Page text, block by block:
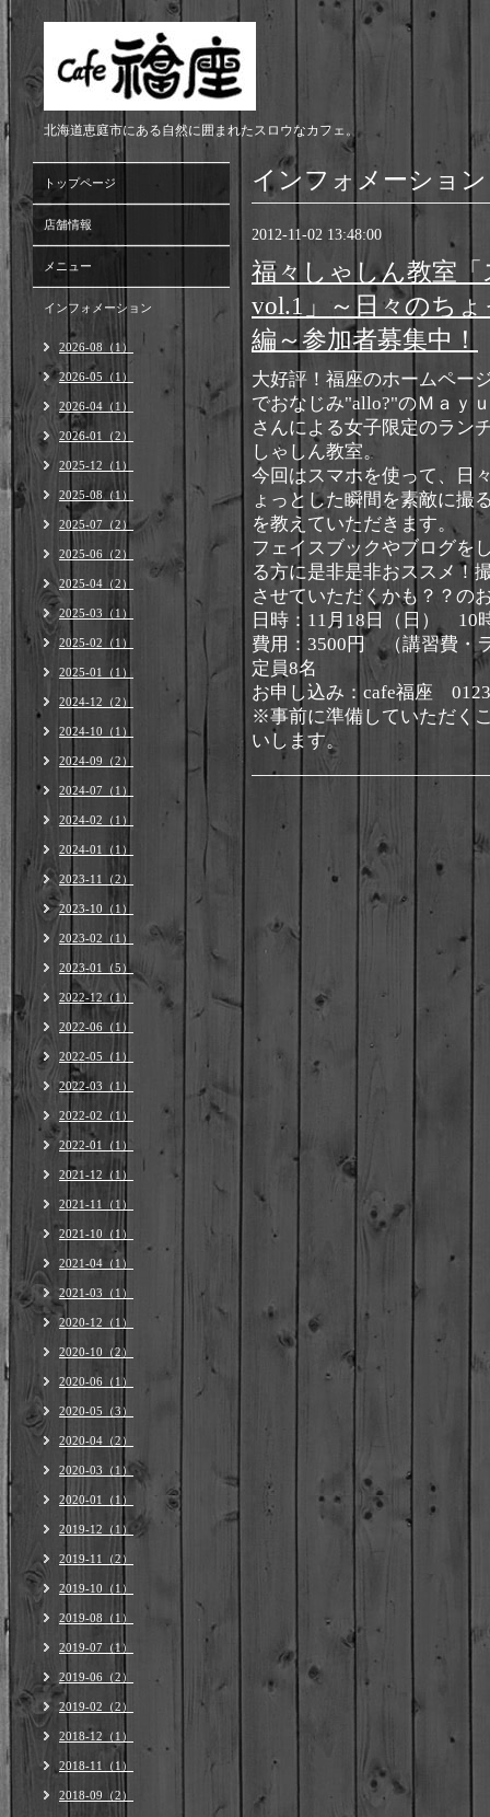
北海道恵庭市にある自然に囲まれたスロウなカフェ。
インフォメーション
2012-11-02 13:48:00
福々しゃしん教室
vol.1」～日々のち
編～参加者募集中！
大好評！福座のホームペー
でおなじみ"allo?"のＭａｙ
さんによる女子限定のラン
しゃしん教室。
今回はスマホを使って、日
ょっとした瞬間を素敵に撮
を教えていただきます。
フェイスブックやブログを
る方に是非是非おススメ！
させていただくかも？？の
日時：11月18日（日） 10
費用：3500円 （講習費・
定員8名
お申し込み：cafe福座
※事前に準備していただく
いします。
トップページ
店舗情報
メニュー
インフォメーション
2026-08（1）
2026-05（1）
2026-04（1）
2026-01（2）
2025-12（1）
2025-08（1）
2025-07（2）
2025-06（2）
2025-04（2）
2025-03（1）
2025-02（1）
2025-01（1）
2024-12（2）
2024-10（1）
2024-09（2）
2024-07（1）
2024-02（1）
2024-01（1）
2023-11（2）
2023-10（1）
2023-02（1）
2023-01（5）
2022-12（1）
2022-06（1）
2022-05（1）
2022-03（1）
2022-02（1）
2022-01（1）
2021-12（1）
2021-11（1）
2021-10（1）
2021-04（1）
2021-03（1）
2020-12（1）
2020-10（2）
2020-06（1）
2020-05（3）
2020-04（2）
2020-03（1）
2020-01（1）
2019-12（1）
2019-11（2）
2019-10（1）
2019-08（1）
2019-07（1）
2019-06（2）
2019-02（2）
2018-12（1）
2018-11（1）
2018-09（2）